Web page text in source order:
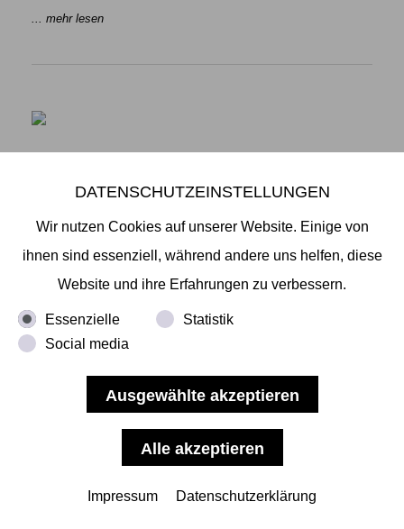
... mehr lesen
Liebe Freundinnen und Freude der Galerie, im
kommenden Herbst werden wir die neuesten Werke
unserer vier Künstler Akihiro Higuchi, Taiyoh Mori,
Ken'ichiro Taniguchi und Yuki Yamamoto auf der
POSITIONS Berlin Art Fair zeigen, die vom 15. - 18.
Die POSITIONS Berlin Art Fair mit ihren 88
DATENSCHUTZEINSTELLUNGEN
Wir nutzen Cookies auf unserer Website. Einige von
ihnen sind essenziell, während andere uns helfen, diese
Website und ihre Erfahrungen zu verbessern.
Essenzielle
Statistik
Social media
Impressum Datenschutzerklärung